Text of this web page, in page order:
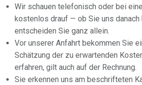
Wir schauen telefonisch oder bei
kostenlos drauf — ob Sie uns danach
entscheiden Sie ganz allein.
Vor unserer Anfahrt bekommen Sie
Schätzung der zu erwartenden
erfahren, gilt auch auf der Rechnung.
Sie erkennen uns am beschrifteten